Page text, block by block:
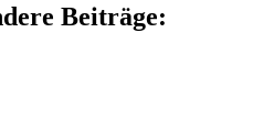
Beiträge: